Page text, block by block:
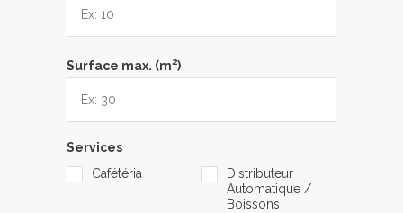
Surface max. (m2)
Services
Cafétéria
Distributeur
Automatique /
Boissons